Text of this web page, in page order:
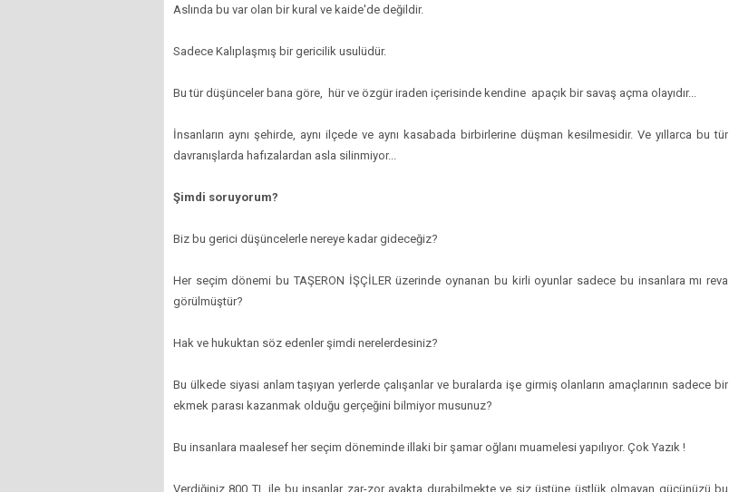
Aslında bu var olan bir kural ve kaide'de değildir.
Sadece Kalıplaşmış bir gericilik usulüdür.
Bu tür düşünceler bana göre, hür ve özgür iraden içerisinde kendine apaçık bir savaş açma olayıdır...
İnsanların aynı şehirde, aynı ilçede ve aynı kasabada birbirlerine düşman kesilmesidir. Ve yıllarca bu tür
davranışlarda hafızalardan asla silinmiyor...
Şimdi soruyorum?
Biz bu gerici düşüncelerle nereye kadar gideceğiz?
Her seçim dönemi bu TAŞERON İŞÇİLER üzerinde oynanan bu kirli oyunlar sadece bu insanlara mı reva
görülmüştür?
Hak ve hukuktan söz edenler şimdi nerelerdesiniz?
Bu ülkede siyasi anlam taşıyan yerlerde çalışanlar ve buralarda işe girmiş olanların amaçlarının sadece bir
ekmek parası kazanmak olduğu gerçeğini bilmiyor musunuz?
Bu insanlara maalesef her seçim döneminde illaki bir şamar oğlanı muamelesi yapılıyor. Çok Yazık !
Verdiğiniz 800 TL ile bu insanlar zar-zor ayakta durabilmekte ve siz üstüne üstlük olmayan gücünüzü bu